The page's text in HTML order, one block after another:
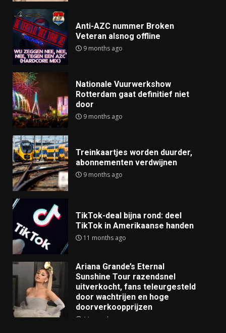
Anti-AZC nummer Broken
Veteran alsnog offline
9 months ago
Nationale Vuurwerkshow
Rotterdam gaat definitief niet
door
9 months ago
Treinkaartjes worden duurder,
abonnementen verdwijnen
9 months ago
TikTok-deal bijna rond: deel
TikTok in Amerikaanse handen
11 months ago
Ariana Grande’s Eternal
Sunshine Tour razendsnel
uitverkocht, fans teleurgesteld
door wachtrijen en hoge
doorverkoopprijzen
11 months ago